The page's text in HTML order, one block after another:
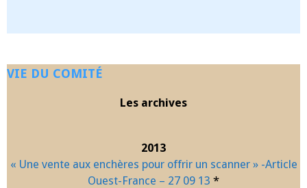
VIE DU COMITÉ
Les archives
2013
« Une vente aux enchères pour offrir un scanner » -Article
Ouest-France – 27 09 13 *